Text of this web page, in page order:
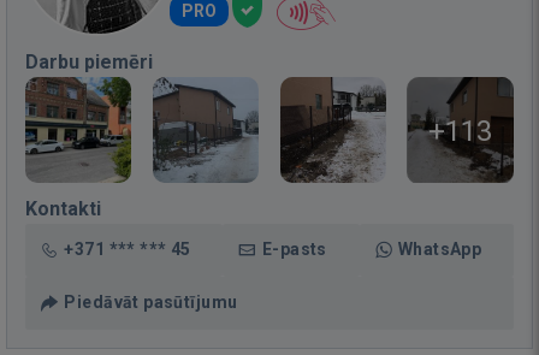
PRO
Darbu piemēri
+113
Kontakti
+371 *** *** 45 E-pasts WhatsApp
Piedāvāt pasūtījumu